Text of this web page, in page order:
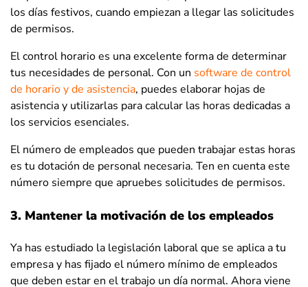
los días festivos, cuando empiezan a llegar las solicitudes
de permisos.
El control horario es una excelente forma de determinar
tus necesidades de personal. Con un software de control
de horario y de asistencia, puedes elaborar hojas de
asistencia y utilizarlas para calcular las horas dedicadas a
los servicios esenciales.
El número de empleados que pueden trabajar estas horas
es tu dotación de personal necesaria. Ten en cuenta este
número siempre que apruebes solicitudes de permisos.
3. Mantener la motivación de los empleados
Ya has estudiado la legislación laboral que se aplica a tu
empresa y has fijado el número mínimo de empleados
que deben estar en el trabajo un día normal. Ahora viene